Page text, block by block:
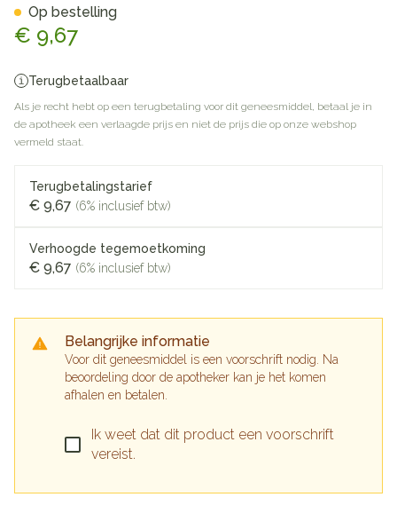
€ 9,67
Terugbetaalbaar
Als je recht hebt op een terugbetaling voor dit geneesmiddel, betaal je in
de apotheek een verlaagde prijs en niet de prijs die op onze webshop
vermeld staat.
Terugbetalingstarief
€ 9,67 (6% inclusief btw)
Verhoogde tegemoetkoming
€ 9,67 (6% inclusief btw)
Belangrijke informatie
Voor dit geneesmiddel is een voorschrift nodig. Na
beoordeling door de apotheker kan je het komen
afhalen en betalen.
Ik weet dat dit product een voorschrift
vereist.
Op bestelling